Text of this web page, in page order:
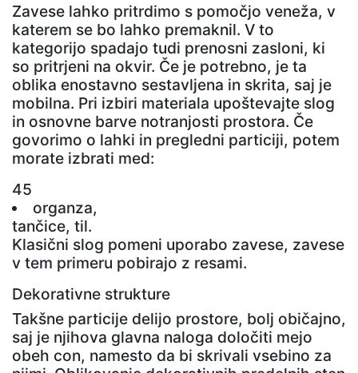
Zavese lahko pritrdimo s pomočjo veneža, v
katerem se bo lahko premaknil. V to
kategorijo spadajo tudi prenosni zasloni, ki
so pritrjeni na okvir. Če je potrebno, je ta
oblika enostavno sestavljena in skrita, saj je
mobilna. Pri izbiri materiala upoštevajte slog
in osnovne barve notranjosti prostora. Če
govorimo o lahki in pregledni particiji, potem
morate izbrati med:
45
organza,
tančice, til.
Klasični slog pomeni uporabo zavese, zavese
v tem primeru pobirajo z resami.
Dekorativne strukture
Takšne particije delijo prostore, bolj običajno,
saj je njihova glavna naloga določiti mejo
obeh con, namesto da bi skrivali vsebino za